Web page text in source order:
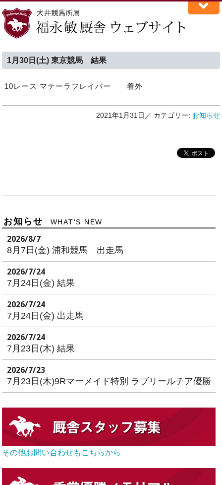
1月30日(土) 東京競馬 結果
10レース マテーラフレイバー 着外
2021年1月31日／ カテゴリー: お知らせ
お知らせ WHAT'S NEW
2026/8/7
8月7日(金) 浦和競馬 出走馬
2026/7/24
7月24日(金) 結果
2026/7/24
7月24日(金) 出走馬
2026/7/24
7月23日(木) 結果
2026/7/23
7月23日(木)9Rマーメイド特別 ラブリールチア優勝
その他お問い合わせもこちらから